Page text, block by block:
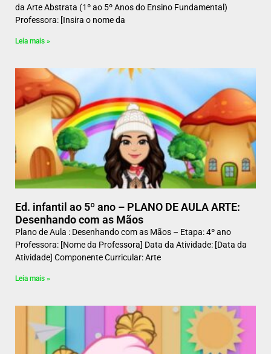
da Arte Abstrata (1º ao 5º Anos do Ensino Fundamental)
Professora: [Insira o nome da
Leia mais »
Ed. infantil ao 5º ano – PLANO DE AULA ARTE:
Desenhando com as Mãos
Plano de Aula : Desenhando com as Mãos – Etapa: 4º ano
Professora: [Nome da Professora] Data da Atividade: [Data da
Atividade] Componente Curricular: Arte
Leia mais »